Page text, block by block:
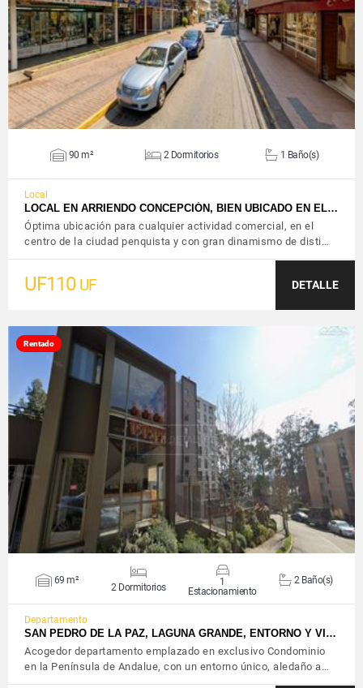
VER DETALLES
90 m² 2 Dormitorios 1 Baño(s)
Local
LOCAL EN ARRIENDO CONCEPCIÓN, BIEN UBICADO EN EL…
Óptima ubicación para cualquier actividad comercial, en el
centro de la ciudad penquista y con gran dinamismo de disti…
UF110 UF DETALLE
Rentado
VER DETALLES
69 m²
2 Dormitorios
1
Estacionamiento
2 Baño(s)
Departamento
SAN PEDRO DE LA PAZ, LAGUNA GRANDE, ENTORNO Y VI…
Acogedor departamento emplazado en exclusivo Condominio
en la Península de Andalue, con un entorno único, aledaño a…